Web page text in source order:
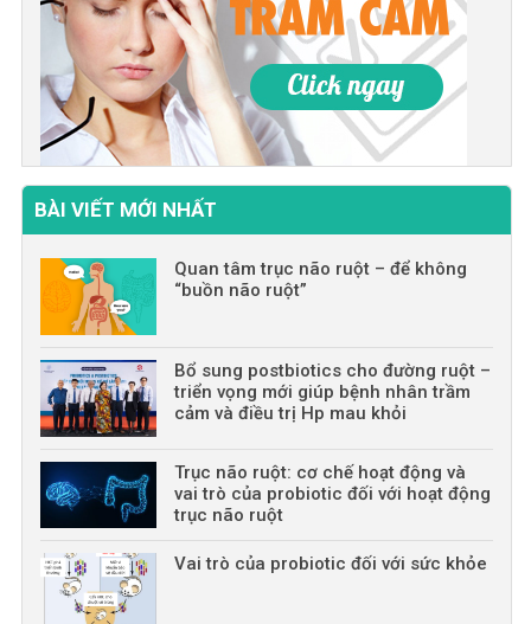
BÀI VIẾT MỚI NHẤT
Quan tâm trục não ruột – để không
“buồn não ruột”
Bổ sung postbiotics cho đường ruột –
triển vọng mới giúp bệnh nhân trầm
cảm và điều trị Hp mau khỏi
Trục não ruột: cơ chế hoạt động và
vai trò của probiotic đối với hoạt động
trục não ruột
Vai trò của probiotic đối với sức khỏe